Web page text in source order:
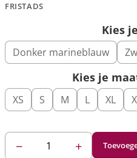
FRISTADS
Kies
Donker marineblauw
Kies je
XS S M L XL
− +